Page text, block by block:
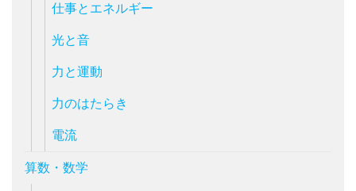
仕事とエネルギー
光と音
力と運動
力のはたらき
電流
算数・数学